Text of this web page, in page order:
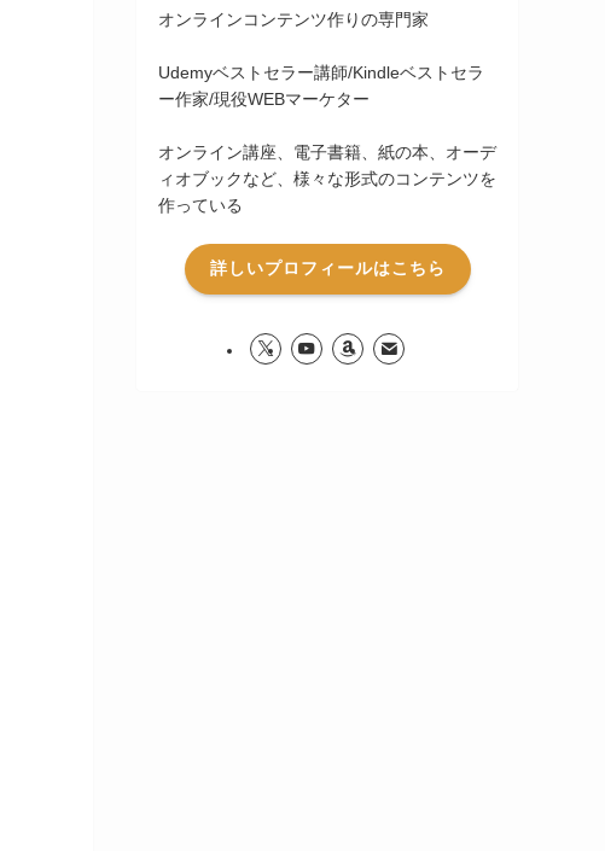
オンラインコンテンツ作りの専門家
Udemyベストセラー講師/Kindleベストセラ
ー作家/現役WEBマーケター
オンライン講座、電子書籍、紙の本、オーデ
ィオブックなど、様々な形式のコンテンツを
作っている
詳しいプロフィールはこちら